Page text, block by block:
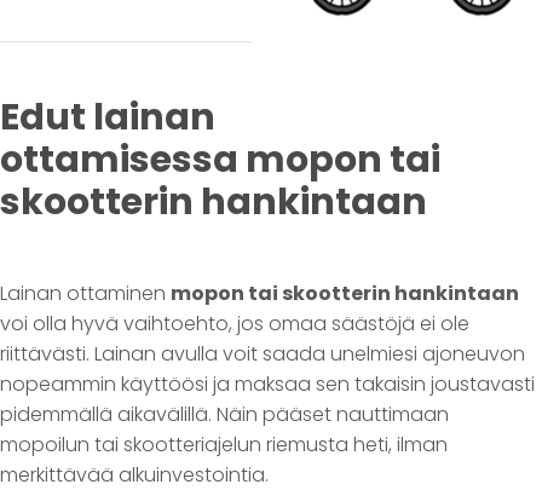
Edut lainan
ottamisessa mopon tai
skootterin hankintaan
Lainan ottaminen mopon tai skootterin hankintaan
voi olla hyvä vaihtoehto, jos omaa säästöjä ei ole
riittävästi. Lainan avulla voit saada unelmiesi ajoneuvon
nopeammin käyttöösi ja maksaa sen takaisin joustavasti
pidemmällä aikavälillä. Näin pääset nauttimaan
mopoilun tai skootteriajelun riemusta heti, ilman
merkittävää alkuinvestointia.